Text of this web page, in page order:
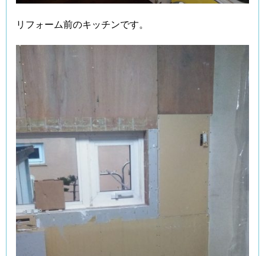
リフォーム前のキッチンです。